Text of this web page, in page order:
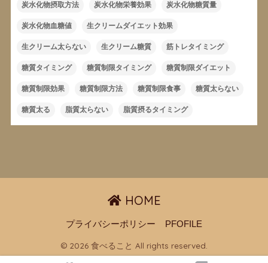
炭水化物摂取方法 炭水化物栄養効果 炭水化物糖質量
炭水化物血糖値 生クリームダイエット効果
生クリーム太らない 生クリーム糖質 筋トレタイミング
糖質タイミング 糖質制限タイミング 糖質制限ダイエット
糖質制限効果 糖質制限方法 糖質制限食事 糖質太らない
糖質太る 脂質太らない 脂質摂るタイミング
HOME
プライバシーポリシー PFOFILE
© 2026 食べること All rights reserved.